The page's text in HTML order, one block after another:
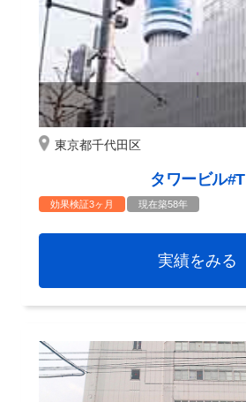
東京都千代田区
タワービル#T
効果検証3ヶ月 現在築58年
実績をみる